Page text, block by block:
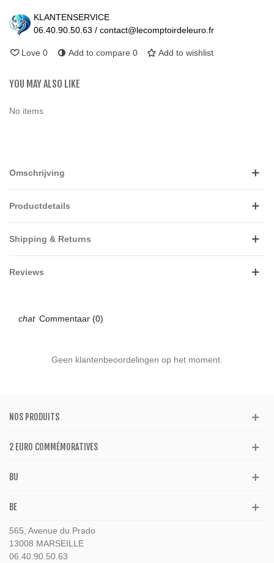
KLANTENSERVICE
06.40.90.50.63 / contact@lecomptoirdeleuro.fr
Love 0 Add to compare 0 Add to wishlist
YOU MAY ALSO LIKE
No items
Omschrijving
Productdetails
Shipping & Returns
Reviews
Commentaar (0)
Geen klantenbeoordelingen op het moment.
NOS PRODUITS
2 EURO COMMÉMORATIVES
BU
BE
565, Avenue du Prado
13008 MARSEILLE
06.40.90.50.63